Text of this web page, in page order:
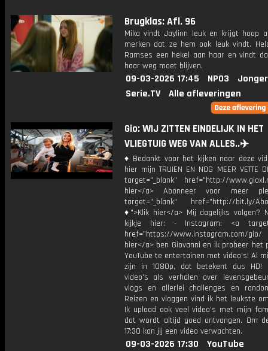
Brugklas: Afl. 96
Mika vindt Jaylinn leuk en krijgt hoop
merken dat ze hem ook leuk vindt.
Ramses een hekel aan haar en vindt
haar weg moet blijven.
09-03-2026 17:45 NPO3
Serie.TV
Alle afleveringen
Gio: WIJ ZITTEN EINDELIJK IN HET
VLIEGTUIG WEG VAN ALLES..✈️
♦ Bedankt voor het kijken naar deze
hier mijn TRUIEN EN NOG MEER VETTE
target="_blank" href="http://
hier</a> Abonneer voor meer
target="_blank" href="http://bit.ly/
♦">Klik hier</a> Mij dagelijks volgen?
kijkje hier: - Instagram: <a
href="https://www.instagram.com/
hier</a> ben Giovanni en ik probeer het
YouTube te entertainen met video's! Al
zijn in 1080p, dat betekent dus HD!
video's als verhalen over
vlogs en allerlei challenges en
Reizen en vloggen vind ik het leukste
Ik upload ook veel video's met mijn
dat wordt altijd goed ontvangen. Om
17:30 kan jij een video verwachten.
09-03-2026 17:30
YouTube